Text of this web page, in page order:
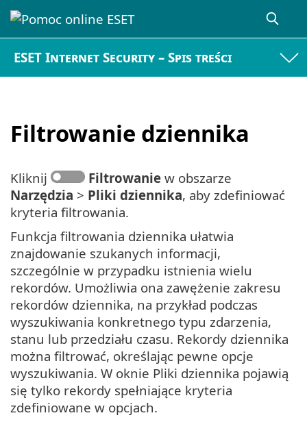
ESET Internet Security – Spis treści
Filtrowanie dziennika
Kliknij Filtrowanie w obszarze
Narzędzia > Pliki dziennika, aby zdefiniować
kryteria filtrowania.
Funkcja filtrowania dziennika ułatwia
znajdowanie szukanych informacji,
szczególnie w przypadku istnienia wielu
rekordów. Umożliwia ona zawężenie zakresu
rekordów dziennika, na przykład podczas
wyszukiwania konkretnego typu zdarzenia,
stanu lub przedziału czasu. Rekordy dziennika
można filtrować, określając pewne opcje
wyszukiwania. W oknie Pliki dziennika pojawią
się tylko rekordy spełniające kryteria
zdefiniowane w opcjach.